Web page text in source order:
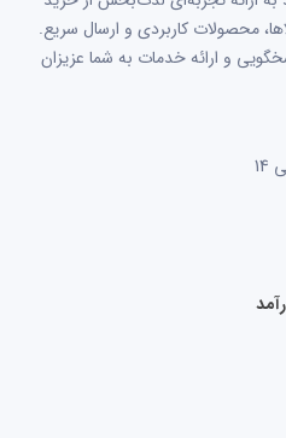
محصولات کاربردی و ارسال سریع.
و ارائه خدمات به شما عزیزان